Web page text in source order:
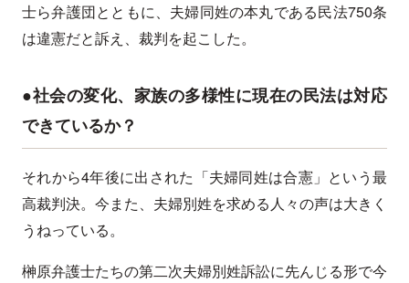
士ら弁護団とともに、夫婦同姓の本丸である民法750条
は違憲だと訴え、裁判を起こした。
●社会の変化、家族の多様性に現在の民法は対応
できているか？
それから4年後に出された「夫婦同姓は合憲」という最
高裁判決。今また、夫婦別姓を求める人々の声は大きく
うねっている。
榊原弁護士たちの第二次夫婦別姓訴訟に先んじる形で今